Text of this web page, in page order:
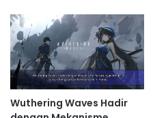
Wuthering Waves Hadir